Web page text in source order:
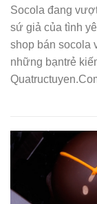
Socola đang
sứ giả của tình
shop bán socola
những bạntrẻ